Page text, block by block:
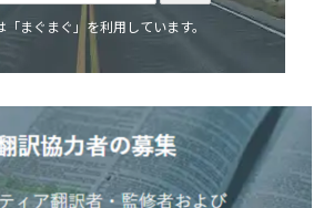
「まぐまぐ」を利用しています。